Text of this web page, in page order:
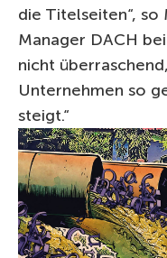
die Titelseiten“, so
Manager DACH
nicht
Unternehmen so
steigt.“